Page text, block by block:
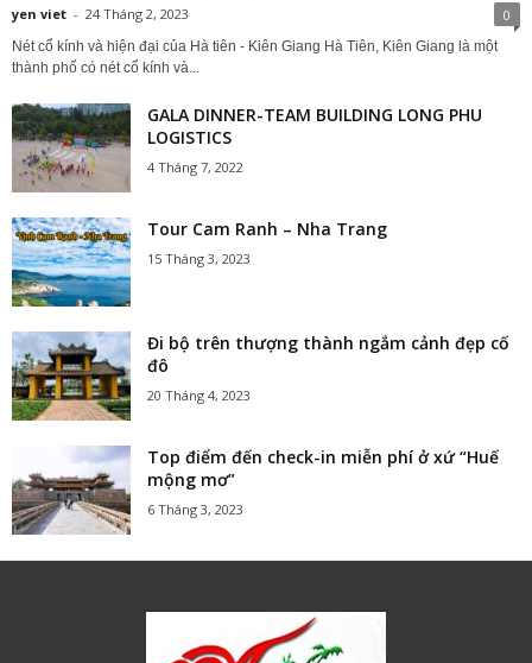
yen viet - 24 Tháng 2, 2023 0
Nét cổ kính và hiện đại của Hà tiên - Kiên Giang Hà Tiên, Kiên Giang là một
thành phố có nét cổ kính và...
GALA DINNER-TEAM BUILDING LONG PHU
LOGISTICS
4 Tháng 7, 2022
Tour Cam Ranh – Nha Trang
15 Tháng 3, 2023
Đi bộ trên thượng thành ngắm cảnh đẹp cố
đô
20 Tháng 4, 2023
Top điểm đến check-in miễn phí ở xứ “Huế
mộng mơ”
6 Tháng 3, 2023